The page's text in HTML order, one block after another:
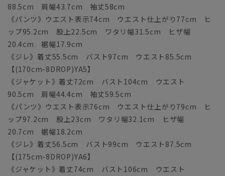
88.5cm 肩幅43.7cm 袖丈58cm
《パンツ》ウエスト表示74cm ウエスト仕上がり77cm ヒ
ップ95.2cm 股上22.5cm ワタリ幅31.5cm ヒザ幅
20.4cm 裾幅17.9cm
《ジレ》着丈55.5cm バスト97cm ウエスト85.5cm
【(170cm-8DROP)YA5】
《ジャケット》着丈72cm バスト104cm ウエスト
90.5cm 肩幅44.4cm 袖丈59.5cm
《パンツ》ウエスト表示76cm ウエスト仕上がり79cm ヒ
ップ97.2cm 股上23cm ワタリ幅32.1cm ヒザ幅
20.7cm 裾幅18.2cm
《ジレ》着丈56.5cm バスト99cm ウエスト87.5cm
【(175cm-8DROP)YA6】
《ジャケット》着丈74cm バスト106cm ウエスト